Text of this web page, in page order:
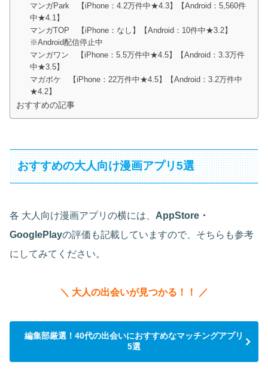
マンガPark 【iPhone：4.2万件中★4.3】【Android：5,560件
中★4.1】
マンガTOP 【iPhone：なし】【Android：10件中★3.2】
※Android配信停止中
マンガワン 【iPhone：5.5万件中★4.5】【Android：3.3万件
中★3.5】
マガポケ 【iPhone：22万件中★4.5】【Android：3.2万件中
★4.2】
おすすめの記事
おすすめの大人向け漫画アプリ5選
各 大人向け漫画アプリの横には、 AppStore・
GooglePlayの評価も記載していますので、そちらも参考
にしてみてください。
＼ 大人の出会いが見つかる！！ ／
編集部厳選！40代の出会いにおすすめなマッチングアプリ
5選